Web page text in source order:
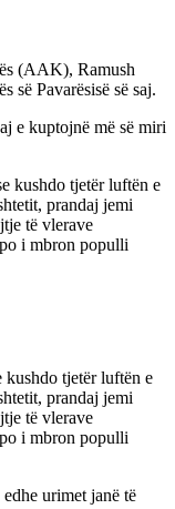
(AAK), Ramush
së Pavarësisë së saj.
e kuptojnë më së miri
kushdo tjetër luftën e
prandaj jemi
të vlerave
i mbron populli
tjetër luftën e
prandaj jemi
të vlerave
i mbron populli
urimet janë të